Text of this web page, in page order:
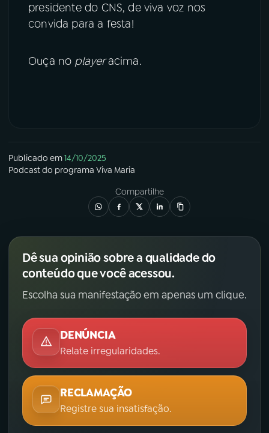
presidente do CNS, de viva voz nos
convida para a festa!
Ouça no playeracima.
Publicado em14/10/2025
Podcastdo programa Viva Maria
Compartilhe
Dê sua opinião sobre a qualidade do
conteúdo que você acessou.
Escolha sua manifestação em apenas um clique.
DENÚNCIA
Relate irregularidades.
RECLAMAÇÃO
Registre sua insatisfação.